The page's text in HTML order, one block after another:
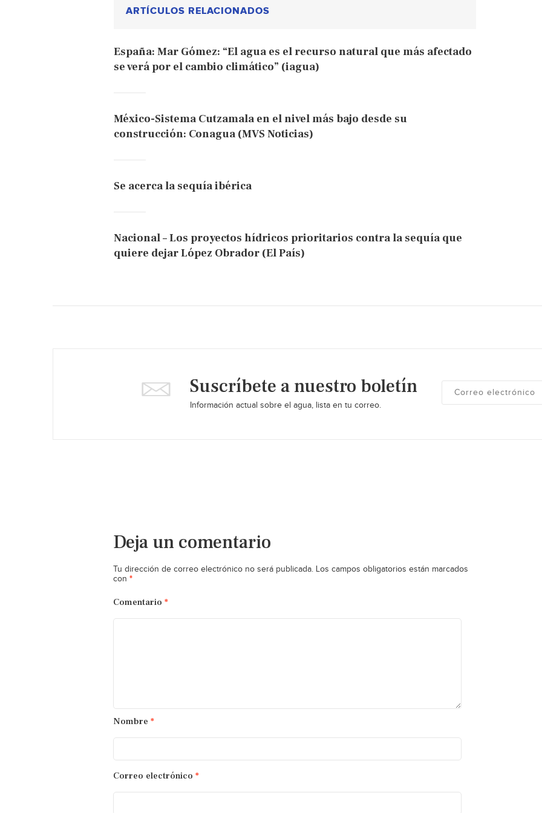
ARTÍCULOS RELACIONADOS
España: Mar Gómez: “El agua es el recurso natural que más afectado
se verá por el cambio climático” (iagua)
México-Sistema Cutzamala en el nivel más bajo desde su
construcción: Conagua (MVS Noticias)
Se acerca la sequía ibérica
Nacional – Los proyectos hídricos prioritarios contra la sequía que
quiere dejar López Obrador (El País)
Suscríbete a nuestro boletín
Información actual sobre el agua, lista en tu correo.
Deja un comentario
Tu dirección de correo electrónico no será publicada. Los campos obligatorios están marcados
con *
Comentario *
Nombre *
Correo electrónico *